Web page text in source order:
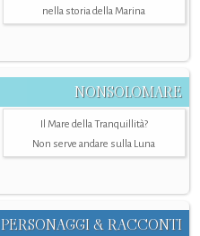
nella storia della Marina
NONSOLOMARE
Il Mare della Tranquillità?
Non serve andare sulla Luna
PERSONAGGI & RACCONTI